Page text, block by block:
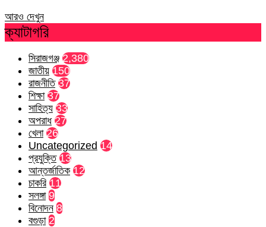
আরও দেখুন
ক্যাটাগরি
সিরাজগঞ্জ 2,380
জাতীয় 150
রাজনীতি 37
শিক্ষা 37
সাহিত্য 33
অপরাধ 27
খেলা 26
Uncategorized 14
প্রযুক্তি 13
আন্তর্জাতিক 12
চাকরি 11
সলঙ্গা 9
বিনোদন 8
বগুড়া 2